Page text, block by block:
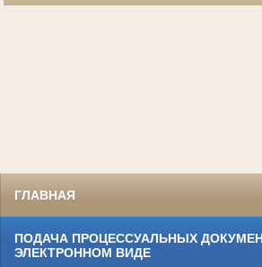
ГЛАВНАЯ
ПОДАЧА ПРОЦЕССУАЛЬНЫХ
ЭЛЕКТРОННОМ ВИДЕ